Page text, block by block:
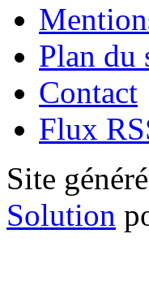
Plan du
Contact
Flux
Site
Solution